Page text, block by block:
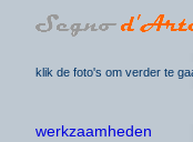
klik de foto's om verder te
werkzaamheden